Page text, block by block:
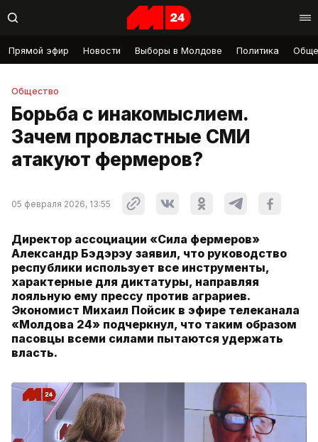
Прямой эфир Новости Выборы в Молдове Политика
Общество
Борьба с инакомыслием.
Зачем провластные СМИ
атакуют фермеров?
05 февраля 2026, 13:55
Директор ассоциации «Сила фермеров»
Александр Бэдэрэу заявил, что руководство
республики использует все инструменты,
характерные для диктатуры, направляя
лояльную ему прессу против аграриев.
Экономист Михаил Пойсик в эфире телеканала
«Молдова 24» подчеркнул, что таким образом
пасовцы всеми силами пытаются удержать
власть.